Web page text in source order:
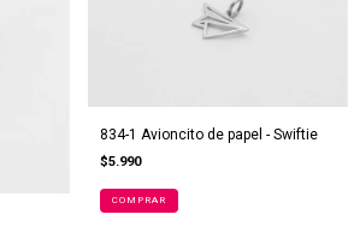
834-1 Avioncito de papel - Swiftie
$5.990